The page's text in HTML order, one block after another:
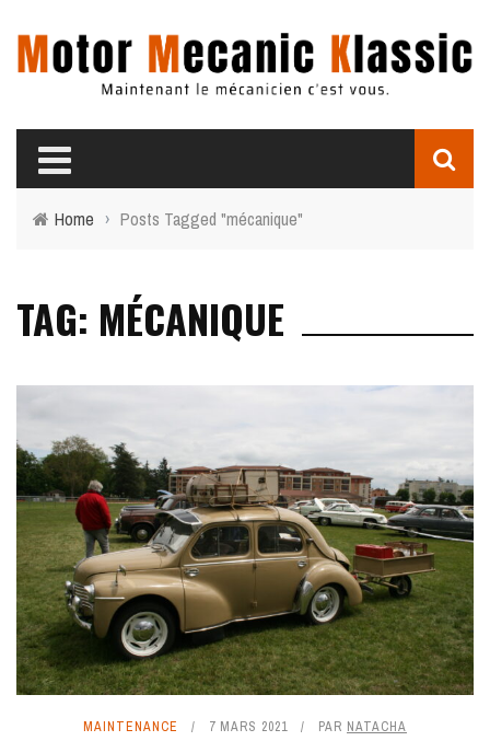
Home › Posts Tagged "mécanique"
TAG: MÉCANIQUE
MAINTENANCE 7 MARS 2021 PAR NATACHA